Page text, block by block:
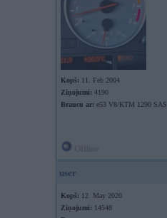
Kopš: 11. Feb 2004
Ziņojumi: 4190
Braucu ar: e53 V8/KTM 1290 SAS
user
Kopš: 12. May 2020
Ziņojumi: 14548